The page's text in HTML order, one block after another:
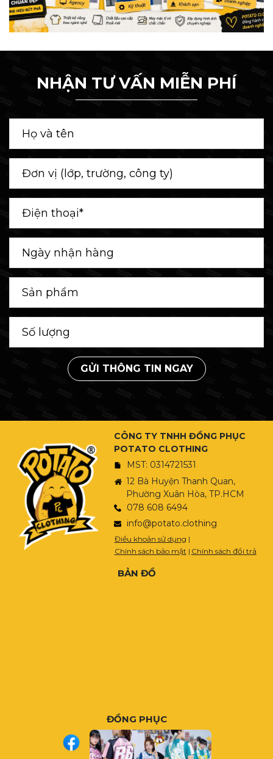
NHẬN TƯ VẤN MIỄN PHÍ
GỬI THÔNG TIN NGAY
CÔNG TY TNHH ĐỒNG PHỤC
POTATO CLOTHING
MST: 0314721531
12 Bà Huyện Thanh Quan,
Phường Xuân Hòa, TP.HCM
078 608 6494
info@potato.clothing
Điều khoản sử dụng |
Chính sách bảo mật | Chính sách đổi trả
BẢN ĐỒ
ĐỒNG PHỤC